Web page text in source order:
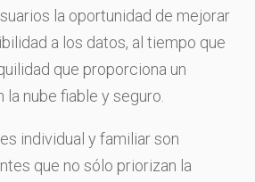
la oportunidad de mejorar
a los datos, al tiempo que
que proporciona un
nube fiable y seguro.
individual y familiar son
que no sólo priorizan la